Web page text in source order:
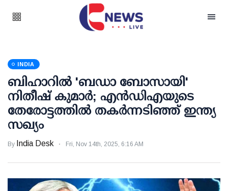
INDIA
ബിഹാറില്‍ 'ബഡാ ബോസായി'
നിതീഷ് കുമാര്‍; എന്‍ഡിഎയുടെ
തേരോട്ടത്തില്‍ തകര്‍ന്നടിഞ്ഞ് ഇന്ത്യ
സഖ്യം
By India Desk Fri, Nov 14th, 2025, 6:16 AM